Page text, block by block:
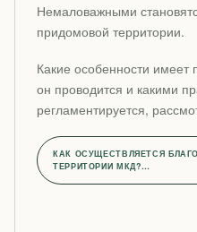
Немаловажными
придомовой территории.
Какие особенности имеет
он проводится и какими
регламентируется,
КАК ОСУЩЕСТВЛЯЕТСЯ
ТЕРРИТОРИИ МКД?…